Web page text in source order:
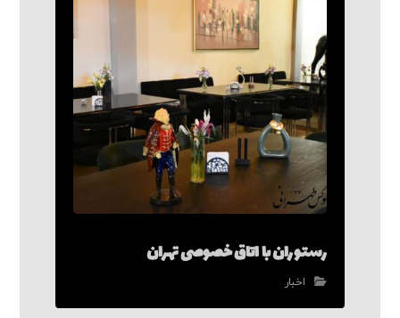
رستوران با اتاق خصوصی تهران
اخبار